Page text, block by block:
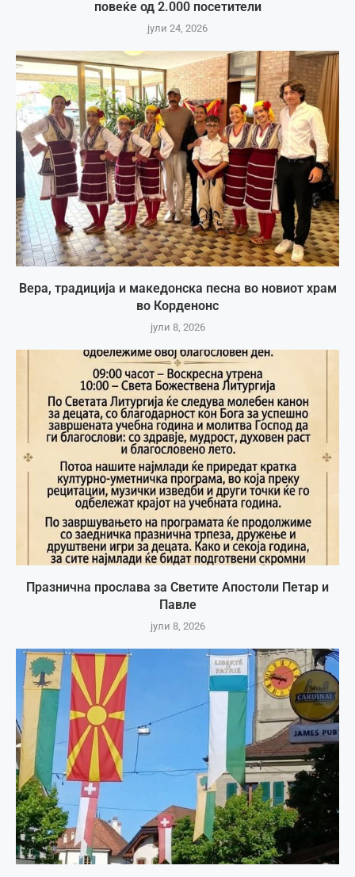
повеќе од 2.000 посетители
јули 24, 2026
Вера, традиција и македонска песна во новиот храм
во Корденонс
јули 8, 2026
Празнична прослава за Светите Апостоли Петар и
Павле
јули 8, 2026